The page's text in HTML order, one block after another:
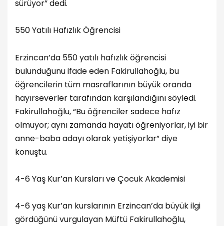
sürüyor” dedi.
550 Yatılı Hafızlık Öğrencisi
Erzincan’da 550 yatılı hafızlık öğrencisi
bulunduğunu ifade eden Fakirullahoğlu, bu
öğrencilerin tüm masraflarının büyük oranda
hayırseverler tarafından karşılandığını söyledi.
Fakirullahoğlu, “Bu öğrenciler sadece hafız
olmuyor; aynı zamanda hayatı öğreniyorlar, iyi bir
anne-baba adayı olarak yetişiyorlar” diye
konuştu.
4-6 Yaş Kur’an Kursları ve Çocuk Akademisi
4-6 yaş Kur’an kurslarının Erzincan’da büyük ilgi
gördüğünü vurgulayan Müftü Fakirullahoğlu,